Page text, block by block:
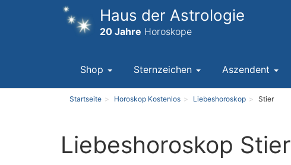
Haus der Astrologie
20 Jahre Horoskope
Shop Sternzeichen Aszendent
Startseite Horoskop Kostenlos Liebeshoroskop Stier
Liebeshoroskop Stier